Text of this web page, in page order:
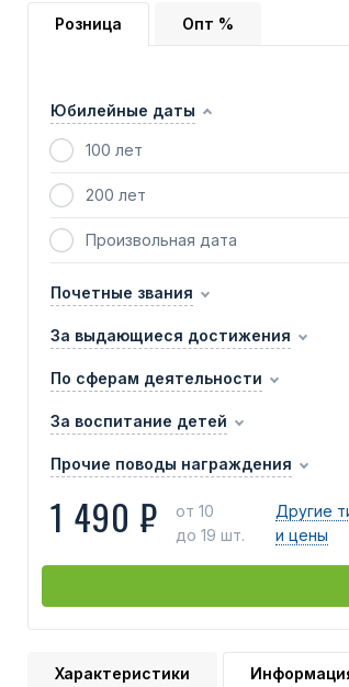
Розница Опт %
Юбилейные даты
100 лет
200 лет
Произвольная дата
Почетные звания
За выдающиеся достижения
По сферам деятельности
За воспитание детей
Прочие поводы награждения
1 490 ₽
от 10
до 19 шт.
Другие
и цены
Характеристики